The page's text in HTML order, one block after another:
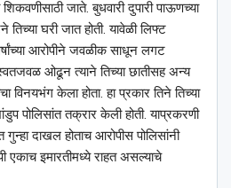
जाते. बुधवारी दुपारी पाऊणच्या
घरी जात होती. यावेळी लिफ्ट
आरोपीने जवळीक साधून लगट
ओढून त्याने तिच्या छातीसह अन्य
विनयभंग केला होता. हा प्रकार तिने तिच्या
पोलिसांत तक्रार केली होती. याप्रकरणी
दाखल होताच आरोपीस पोलिसांनी
इमारतीमध्ये राहत असल्याचे